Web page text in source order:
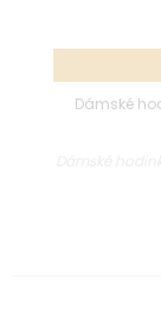
Dámské